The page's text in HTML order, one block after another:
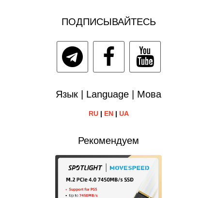
ПОДПИСЫВАЙТЕСЬ
Язык | Language | Мова
RU| EN| UA
Рекомендуем